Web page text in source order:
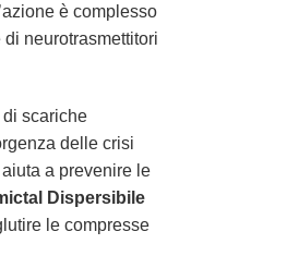
è complesso
neurotrasmettitori
scariche
delle crisi
a prevenire le
Dispersibile
le compresse